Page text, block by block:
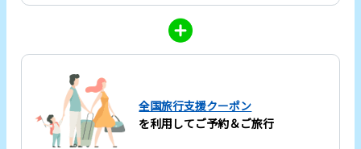
全国旅行支援クーポン
を利用してご予約＆ご旅行